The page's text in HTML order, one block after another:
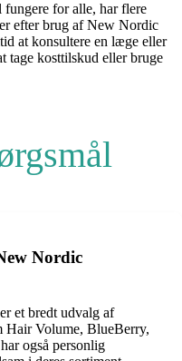
for alle, har flere
efter brug af New Nordic
at konsultere en læge eller
tage kosttilskud eller bruge
Nordic
et bredt udvalg af
Hair Volume, BlueBerry,
også personlig